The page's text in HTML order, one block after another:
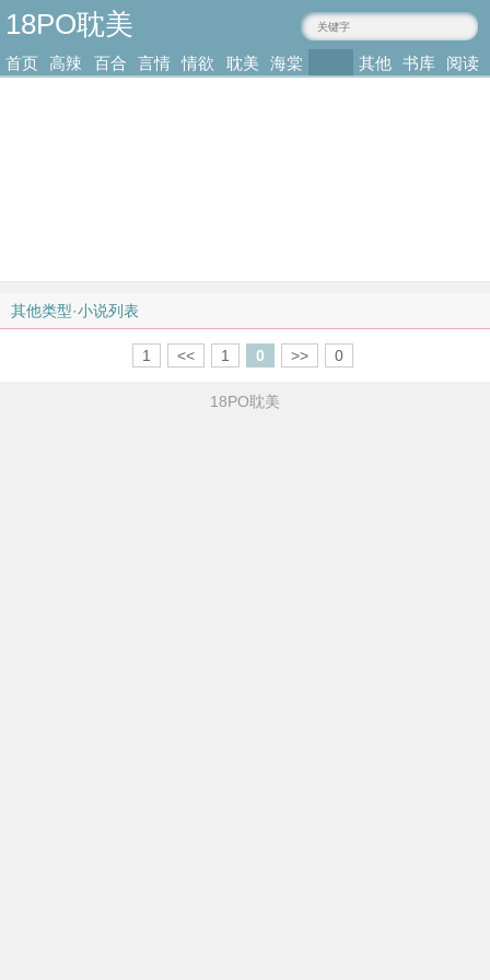
18PO耽美
anyaoxia.com
首页
高辣
百合
言情
情欲
耽美
海棠
其他
书库
阅读
其他类型·小说列表
1 << 1 0 >> 0
18PO耽美